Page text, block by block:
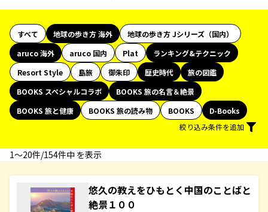
すべて 地球の歩き方 海外
地球の歩き方 Jシリーズ（国内）
aruco 海外
aruco 国内 Plat
ランキング&テクニック
Resort Style
島旅 御朱印 歴史時代
旅の図鑑
BOOKS スペシャルコラボ
BOOKS 旅の名言＆絶景
BOOKS 旅と健康
BOOKS 旅の読み物 BOOKS
D-Books
絞り込み条件を追加
1〜20件/154件中 を表示
悠久の教えをひもとく中国のことばと
絶景１００